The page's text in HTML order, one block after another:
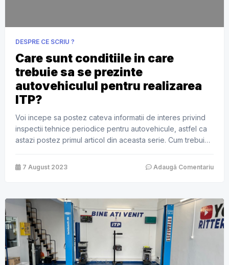
DESPRE CE SCRIU ?
Care sunt conditiile in care
trebuie sa se prezinte
autovehiculul pentru realizarea
ITP?
Voi incepe sa postez cateva informatii de interes privind
inspectii tehnice periodice pentru autovehicule, astfel ca
astazi postez primul articol din aceasta serie. Cum trebuie
conformitate cu prevederile Legii, vehiculele rutiere
inmatriculate pot fi mentinute in circulatie numai daca se
7 August 2023 Adaugă Comentariu